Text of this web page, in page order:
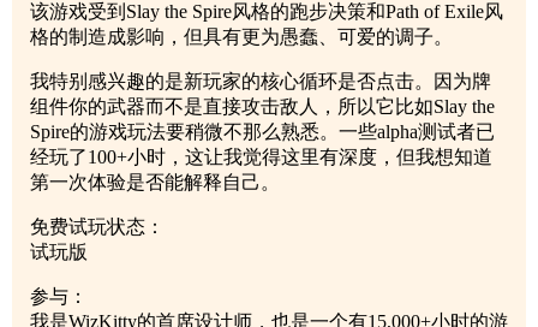
该游戏受到Slay the Spire风格的跑步决策和Path of Exile风
格的制造成影响，但具有更为愚蠢、可爱的调子。
我特别感兴趣的是新玩家的核心循环是否点击。因为牌
组件你的武器而不是直接攻击敌人，所以它比如Slay the
Spire的游戏玩法要稍微不那么熟悉。一些alpha测试者已
经玩了100+小时，这让我觉得这里有深度，但我想知道
第一次体验是否能解释自己。
免费试玩状态：
试玩版
参与：
我是WizKitty的首席设计师，也是一个有15,000+小时的游